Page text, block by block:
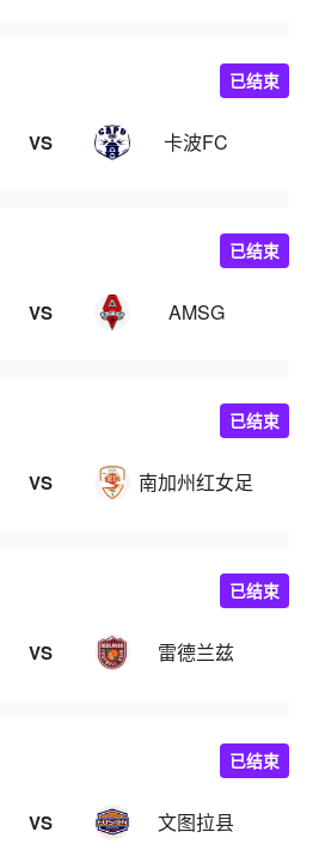
VS 卡波FC
已结束
VS AMSG
已结束
VS 南加州红女足
已结束
VS 雷德兰兹
已结束
VS 文图拉县
已结束